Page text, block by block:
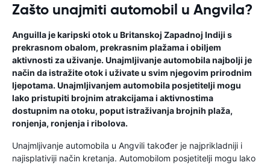
Zašto unajmiti automobil u Angvila?
Anguilla je karipski otok u Britanskoj Zapadnoj Indiji s
prekrasnom obalom, prekrasnim plažama i obiljem
aktivnosti za uživanje. Unajmljivanje automobila najbolji je
način da istražite otok i uživate u svim njegovim prirodnim
ljepotama. Unajmljivanjem automobila posjetitelji mogu
lako pristupiti brojnim atrakcijama i aktivnostima
dostupnim na otoku, poput istraživanja brojnih plaža,
ronjenja, ronjenja i ribolova.
Unajmljivanje automobila u Angvili također je najprikladniji i
najisplativiji način kretanja. Automobilom posjetitelji mogu lako